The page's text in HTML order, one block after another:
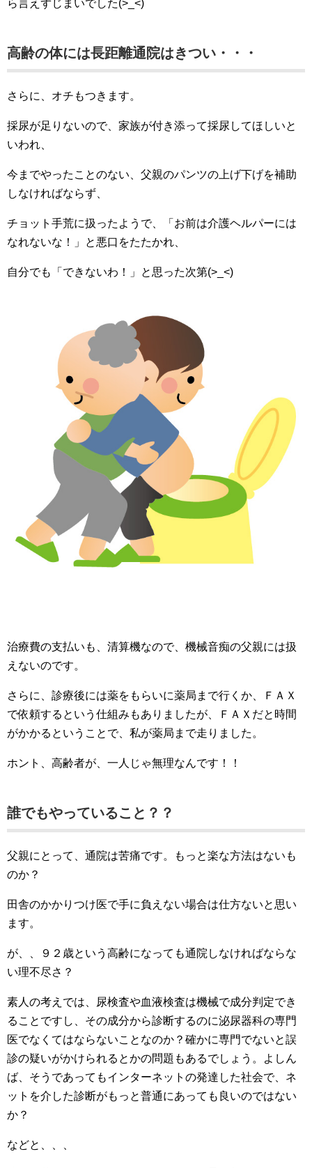
ら言えずじまいでした(>_<)
高齢の体には長距離通院はきつい・・・
さらに、オチもつきます。
採尿が足りないので、家族が付き添って採尿してほしいと
いわれ、
今までやったことのない、父親のパンツの上げ下げを補助
しなければならず、
チョット手荒に扱ったようで、「お前は介護ヘルパーには
なれないな！」と悪口をたたかれ、
自分でも「できないわ！」と思った次第(>_<)
治療費の支払いも、清算機なので、機械音痴の父親には扱
えないのです。
さらに、診療後には薬をもらいに薬局まで行くか、ＦＡＸ
で依頼するという仕組みもありましたが、ＦＡＸだと時間
がかかるということで、私が薬局まで走りました。
ホント、高齢者が、一人じゃ無理なんです！！
誰でもやっていること？？
父親にとって、通院は苦痛です。もっと楽な方法はないも
のか？
田舎のかかりつけ医で手に負えない場合は仕方ないと思い
ます。
が、、９２歳という高齢になっても通院しなければならな
い理不尽さ？
素人の考えでは、尿検査や血液検査は機械で成分判定でき
ることですし、その成分から診断するのに泌尿器科の専門
医でなくてはならないことなのか？確かに専門でないと誤
診の疑いがかけられるとかの問題もあるでしょう。よしん
ば、そうであってもインターネットの発達した社会で、ネ
ットを介した診断がもっと普通にあっても良いのではない
か？
などと、、、